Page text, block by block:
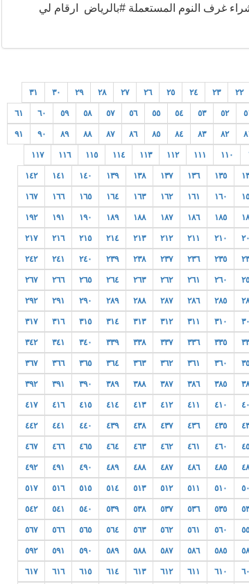
غرف النوم المستعملة #بالرياض ارقام لي
٢٢ ٢٣ ٢٤ ٢٥ ٢٦ ٢٧ ٢٨ ٢٩ ٣٠ ٣١
٥٢ ٥٣ ٥٤ ٥٥ ٥٦ ٥٧ ٥٨ ٥٩ ٦٠ ٦١
٨٢ ٨٣ ٨٤ ٨٥ ٨٦ ٨٧ ٨٨ ٨٩ ٩٠ ٩١
١١٠ ١١١ ١١٢ ١١٣ ١١٤ ١١٥ ١١٦ ١١٧
١٣٥ ١٣٦ ١٣٧ ١٣٨ ١٣٩ ١٤٠ ١٤١ ١٤٢
١٦٠ ١٦١ ١٦٢ ١٦٣ ١٦٤ ١٦٥ ١٦٦ ١٦٧
١٨٥ ١٨٦ ١٨٧ ١٨٨ ١٨٩ ١٩٠ ١٩١ ١٩٢
٢١٠ ٢١١ ٢١٢ ٢١٣ ٢١٤ ٢١٥ ٢١٦ ٢١٧
٢٣٥ ٢٣٦ ٢٣٧ ٢٣٨ ٢٣٩ ٢٤٠ ٢٤١ ٢٤٢
٢٦٠ ٢٦١ ٢٦٢ ٢٦٣ ٢٦٤ ٢٦٥ ٢٦٦ ٢٦٧
٢٨٥ ٢٨٦ ٢٨٧ ٢٨٨ ٢٨٩ ٢٩٠ ٢٩١ ٢٩٢
٣١٠ ٣١١ ٣١٢ ٣١٣ ٣١٤ ٣١٥ ٣١٦ ٣١٧
٣٣٥ ٣٣٦ ٣٣٧ ٣٣٨ ٣٣٩ ٣٤٠ ٣٤١ ٣٤٢
٣٦٠ ٣٦١ ٣٦٢ ٣٦٣ ٣٦٤ ٣٦٥ ٣٦٦ ٣٦٧
٣٨٥ ٣٨٦ ٣٨٧ ٣٨٨ ٣٨٩ ٣٩٠ ٣٩١ ٣٩٢
٤١٠ ٤١١ ٤١٢ ٤١٣ ٤١٤ ٤١٥ ٤١٦ ٤١٧
٤٣٥ ٤٣٦ ٤٣٧ ٤٣٨ ٤٣٩ ٤٤٠ ٤٤١ ٤٤٢
٤٦٠ ٤٦١ ٤٦٢ ٤٦٣ ٤٦٤ ٤٦٥ ٤٦٦ ٤٦٧
٤٨٥ ٤٨٦ ٤٨٧ ٤٨٨ ٤٨٩ ٤٩٠ ٤٩١ ٤٩٢
٥١٠ ٥١١ ٥١٢ ٥١٣ ٥١٤ ٥١٥ ٥١٦ ٥١٧
٥٣٥ ٥٣٦ ٥٣٧ ٥٣٨ ٥٣٩ ٥٤٠ ٥٤١ ٥٤٢
٥٦٠ ٥٦١ ٥٦٢ ٥٦٣ ٥٦٤ ٥٦٥ ٥٦٦ ٥٦٧
٥٨٥ ٥٨٦ ٥٨٧ ٥٨٨ ٥٨٩ ٥٩٠ ٥٩١ ٥٩٢
٦١٠ ٦١١ ٦١٢ ٦١٣ ٦١٤ ٦١٥ ٦١٦ ٦١٧